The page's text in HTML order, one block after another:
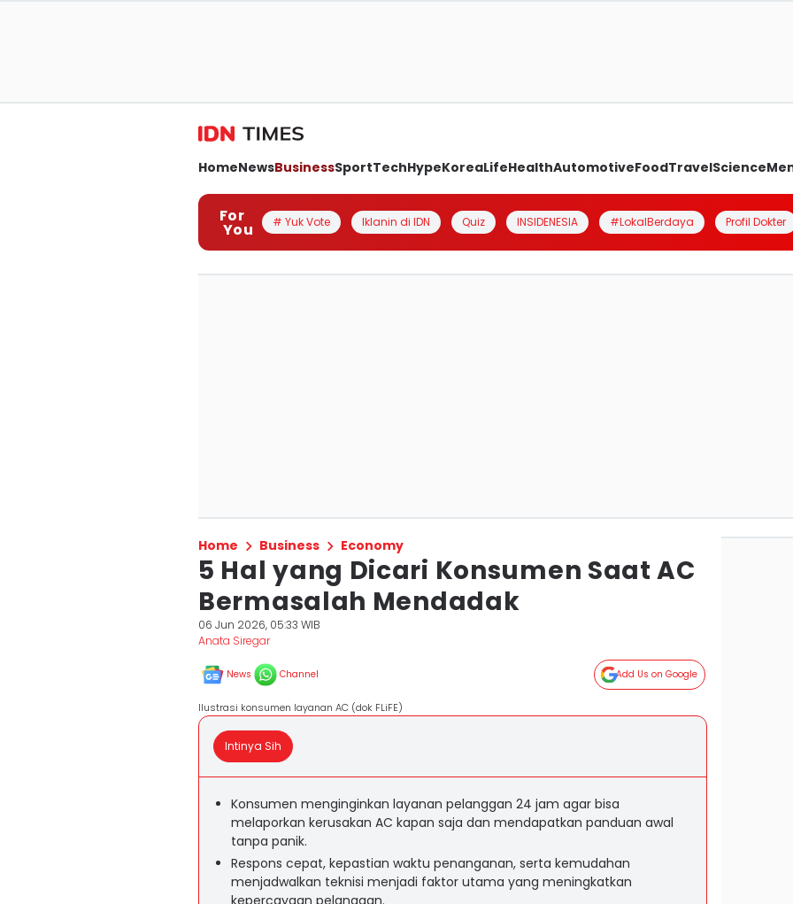
HomeNewsBusinessSportTechHypeKoreaLifeHealthAutomotiveFoodTravelScience
For
You # Yuk Vote Iklanin di IDN Quiz INSIDENESIA #LokalBerdaya Profil Dokter
Home Business Economy
5 Hal yang Dicari Konsumen Saat AC
Bermasalah Mendadak
06 Jun 2026, 05:33 WIB
Anata Siregar
News Channel Add Us on Google
Ilustrasi konsumen layanan AC (dok FLiFE)
Intinya Sih
Konsumen menginginkan layanan pelanggan 24 jam agar bisa
melaporkan kerusakan AC kapan saja dan mendapatkan panduan awal
tanpa panik.
Respons cepat, kepastian waktu penanganan, serta kemudahan
menjadwalkan teknisi menjadi faktor utama yang meningkatkan
kepercayaan pelanggan.